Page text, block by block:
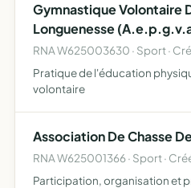
Gymnastique Volontaire
Longuenesse
RNA W625003630 · Sport ·
Pratique de l'éducation
volontaire
Association De Chasse
RNA W625001366 · Sport ·
Participation, organisation et